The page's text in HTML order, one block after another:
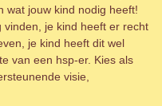
wat jouw kind nodig heeft!
vinden, je kind heeft er recht
je kind heeft dit wel
van een hsp-er. Kies als
visie,